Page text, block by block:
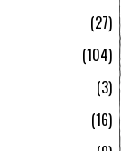
27
104
3
16